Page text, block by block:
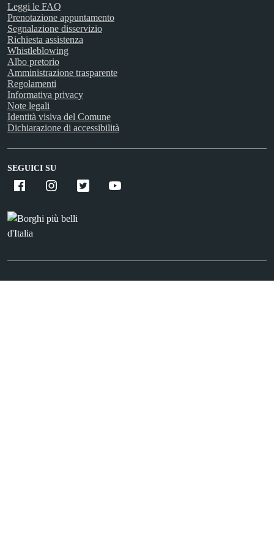
Leggi le FAQ
Prenotazione appuntamento
Segnalazione disservizio
Richiesta assistenza
Whistleblowing
Albo pretorio
Amministrazione trasparente
Regolamenti
Informativa privacy
Note legali
Identità visiva del Comune
Dichiarazione di accessibilità
SEGUICI SU
Facebook Instagram